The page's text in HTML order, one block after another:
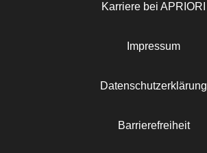
Karriere bei APRIORI
Impressum
Datenschutzerklärung
Barrierefreiheit